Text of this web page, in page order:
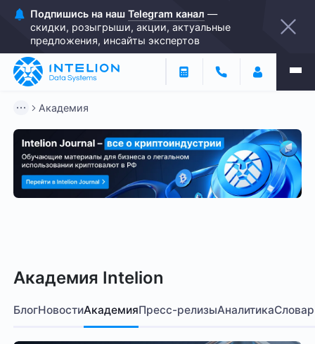
Подпишись на наш Telegram канал —
скидки, розыгрыши, акции, актуальные
предложения, инсайты экспертов
Академия
Академия Intelion
БлогНовостиАкадемияПресс-релизыАналитика